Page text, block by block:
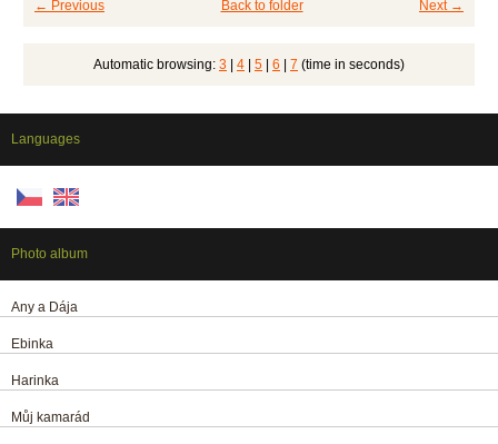
← Previous Next →
Back to folder
Automatic browsing: 3 | 4 | 5 | 6 | 7 (time in seconds)
Languages
Photo album
Any a Dája
Ebinka
Harinka
Můj kamarád